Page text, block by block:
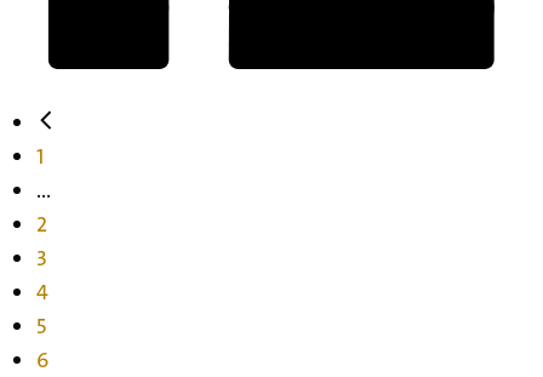
1
...
2
3
4
5
6